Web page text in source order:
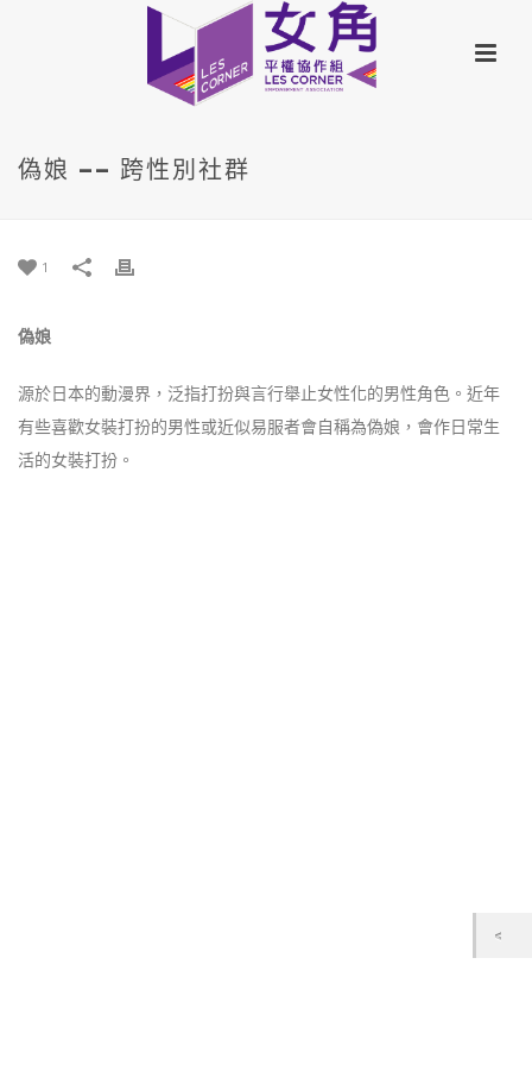
偽娘 —— 跨性別社群
1
偽娘
源於日本的動漫界，泛指打扮與言行舉止女性化的男性角色。近年
有些喜歡女裝打扮的男性或近似易服者會自稱為偽娘，會作日常生
活的女裝打扮。